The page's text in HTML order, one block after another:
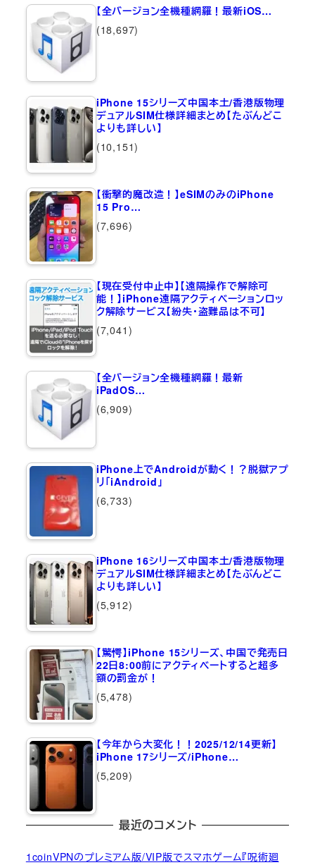
【全バージョン全機種網羅！最新iOS…
(18,697)
iPhone 15シリーズ中国本土/香港版物理
デュアルSIM仕様詳細まとめ【たぶんどこ
よりも詳しい】
(10,151)
【衝撃的魔改造！】eSIMのみのiPhone
15 Pro…
(7,696)
【現在受付中止中】【遠隔操作で解除可
能！】iPhone遠隔アクティベーションロッ
ク解除サービス【紛失・盗難品は不可】
(7,041)
【全バージョン全機種網羅！最新
iPadOS…
(6,909)
iPhone上でAndroidが動く！？脱獄アプ
リ「iAndroid」
(6,733)
iPhone 16シリーズ中国本土/香港版物理
デュアルSIM仕様詳細まとめ【たぶんどこ
よりも詳しい】
(5,912)
【驚愕】iPhone 15シリーズ、中国で発売日
22日8:00前にアクティベートすると超多
額の罰金が！
(5,478)
【今年から大変化！！2025/12/14更新】
iPhone 17シリーズ/iPhone…
(5,209)
最近のコメント
1coinVPNのプレミアム版/VIP版でスマホゲーム『呪術廻